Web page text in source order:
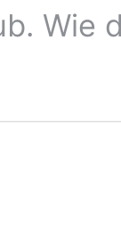
Wie